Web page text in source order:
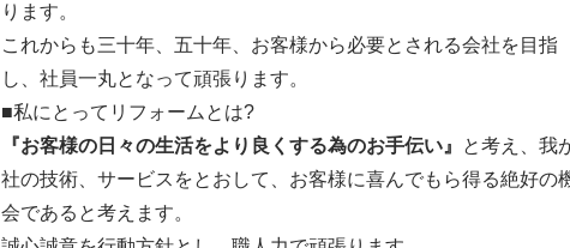
ります。
これからも三十年、五十年、お客様から必要とされる会社を目指
し、社員一丸となって頑張ります。
■私にとってリフォームとは?
『お客様の日々の生活をより良くする為のお手伝い』
と考え、我
社の技術、サービスをとおして、お客様に喜んでもら得る絶好の
会であると考えます。